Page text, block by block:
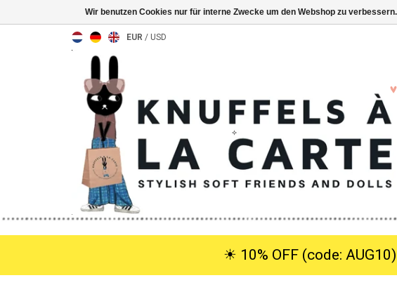
EUR / USD
☀︎ 10% OFF (code:
Wir benutzen Cookies nur für interne Zwecke um den Webshop zu